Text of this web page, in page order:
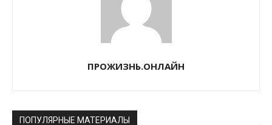
ПРОЖИЗНЬ.ОНЛАЙН
ПОПУЛЯРНЫЕ МАТЕРИАЛЫ